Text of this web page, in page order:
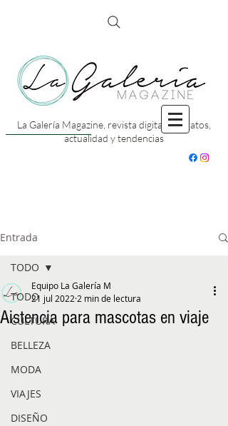
La Galería Magazine, revista digital con datos,
actualidad y tendencias
Entrada
TODO
CULTURA
BELLEZA
MODA
VIAJES
DISEÑO
TODO
Aistencia para mascotas en viaje
Equipo La Galería M
21 jul 2022 2 min de lectura